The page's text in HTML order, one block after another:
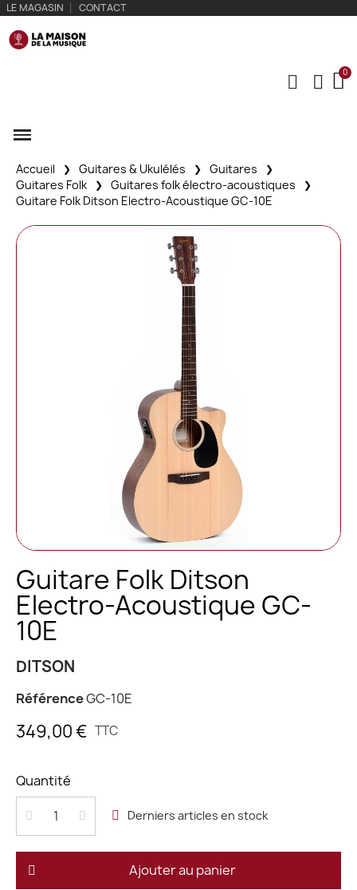
LE MAGASIN CONTACT
Accueil Guitares & Ukulélés
Guitares
Guitares Folk
Guitares folk électro-acoustiques
Guitare Folk Ditson Electro-Acoustique GC-10E
Guitare Folk Ditson
Electro-Acoustique GC-
10E
DITSON
RéférenceGC-10E
349,00 € TTC
Quantité
Derniers articles en stock
Ajouter au panier